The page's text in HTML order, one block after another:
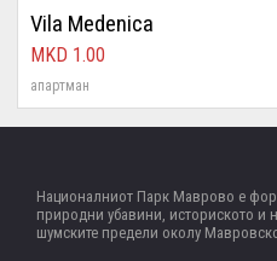
Vila Medenica
1.00
апартман
Националниот Парк Маврово е
природни убавини, историското и
шумските предели околу